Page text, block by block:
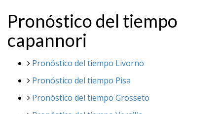
Pronóstico del tiempo
capannori
Pronóstico del tiempo Livorno
Pronóstico del tiempo Pisa
Pronóstico del tiempo Grosseto